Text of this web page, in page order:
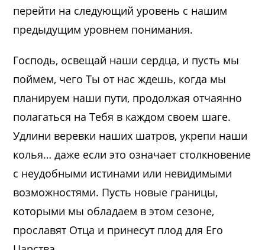
перейти на следующий уровень с нашим
предыдущим уровнем понимания.
Господь, освещай наши сердца, и пусть мы
поймем, чего Ты от нас ждешь, когда мы
планируем наши пути, продолжая отчаянно
полагаться на Тебя в каждом своем шаге.
Удлини веревки наших шатров, укрепи наши
колья… даже если это означает столкновение
с неудобными истинами или невидимыми
возможностями. Пусть новые границы,
которыми мы обладаем в этом сезоне,
прославят Отца и принесут плод для Его